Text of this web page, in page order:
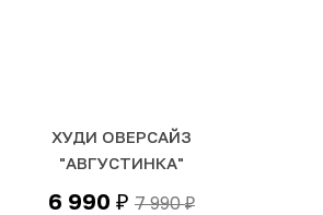
ХУДИ ОВЕРСАЙЗ
"АВГУСТИНКА"
6 990 ₽ 7 990₽